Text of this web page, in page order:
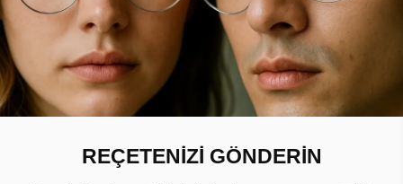
REÇETENİZİ GÖNDERİN